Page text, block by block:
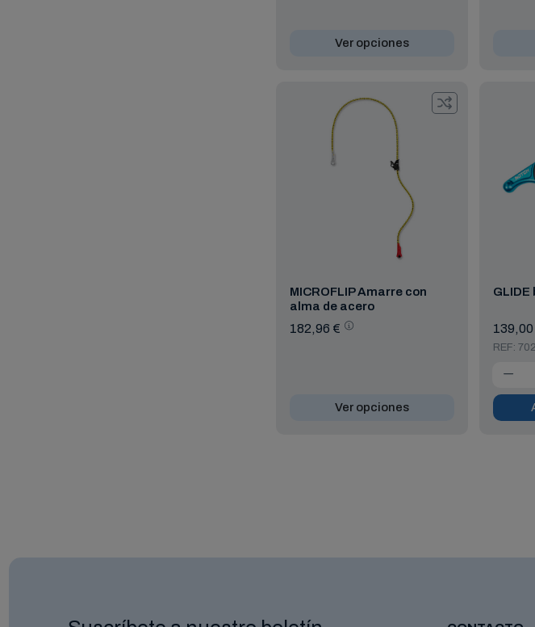
Ver opciones
MICROFLIP Amarre con
alma de acero
182,96 €
Ver opciones
GLIDE
REF: